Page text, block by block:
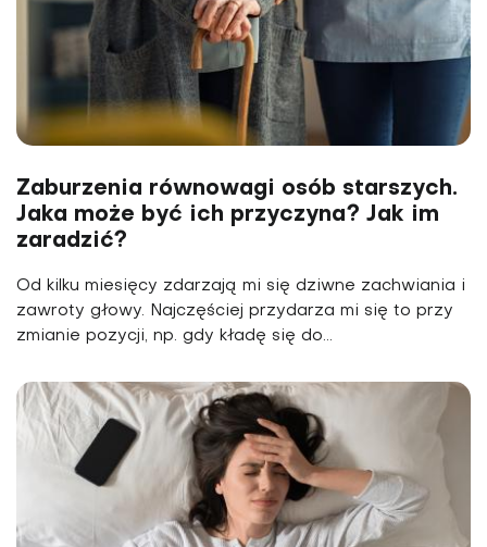
Zaburzenia równowagi osób starszych.
Jaka może być ich przyczyna? Jak im
zaradzić?
Od kilku miesięcy zdarzają mi się dziwne zachwiania i
zawroty głowy. Najczęściej przydarza mi się to przy
zmianie pozycji, np. gdy kładę się do...